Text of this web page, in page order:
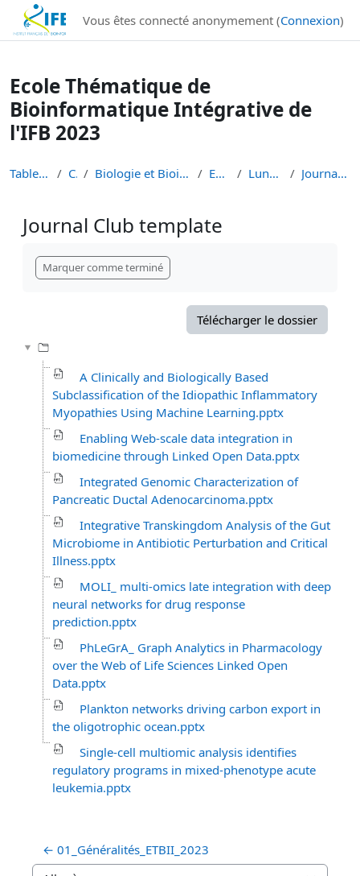
Institut Français de Bioinformatique - Les formations
Passer au contenu principalVous êtes connecté anonymement (Connexion)
Ecole Thématique de
Bioinformatique Intégrative de
l'IFB 2023
Tableau de bord Cours Biologie et Bioinformatique Intégratives ETBII 2023 Lundi 16 Janvier Journal Club template
Journal Club template
Marquer comme terminé
Télécharger le dossier
A Clinically and Biologically Based
Subclassification of the Idiopathic Inflammatory
Myopathies Using Machine Learning.pptx
Enabling Web-scale data integration in
biomedicine through Linked Open Data.pptx
Integrated Genomic Characterization of
Pancreatic Ductal Adenocarcinoma.pptx
Integrative Transkingdom Analysis of the Gut
Microbiome in Antibiotic Perturbation and Critical
Illness.pptx
MOLI_ multi-omics late integration with deep
neural networks for drug response
prediction.pptx
PhLeGrA_ Graph Analytics in Pharmacology
over the Web of Life Sciences Linked Open
Data.pptx
Plankton networks driving carbon export in
the oligotrophic ocean.pptx
Single-cell multiomic analysis identifies
regulatory programs in mixed-phenotype acute
leukemia.pptx
← 01_Généralités_ETBII_2023